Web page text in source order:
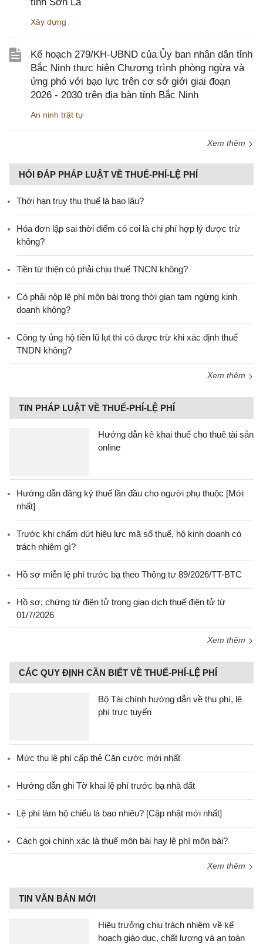
tỉnh Sơn La
Xây dựng
Kế hoạch 279/KH-UBND của Ủy ban nhân dân tỉnh
Bắc Ninh thực hiện Chương trình phòng ngừa và
ứng phó với bạo lực trên cơ sở giới giai đoạn
2026 - 2030 trên địa bàn tỉnh Bắc Ninh
An ninh trật tự
Xem thêm
HỎI ĐÁP PHÁP LUẬT VỀ THUẾ-PHÍ-LỆ PHÍ
Thời hạn truy thu thuế là bao lâu?
Hóa đơn lập sai thời điểm có coi là chi phí hợp lý được trừ
không?
Tiền từ thiện có phải chịu thuế TNCN không?
Có phải nộp lệ phí môn bài trong thời gian tạm ngừng kinh
doanh không?
Công ty ủng hộ tiền lũ lụt thì có được trừ khi xác định thuế
TNDN không?
Xem thêm
TIN PHÁP LUẬT VỀ THUẾ-PHÍ-LỆ PHÍ
Hướng dẫn kê khai thuế cho thuê tài sản
online
Hướng dẫn đăng ký thuế lần đầu cho người phụ thuộc [Mới
nhất]
Trước khi chấm dứt hiệu lực mã số thuế, hộ kinh doanh có
trách nhiệm gì?
Hồ sơ miễn lệ phí trước bạ theo Thông tư 89/2026/TT-BTC
Hồ sơ, chứng từ điện tử trong giao dịch thuế điện tử từ
01/7/2026
Xem thêm
CÁC QUY ĐỊNH CẦN BIẾT VỀ THUẾ-PHÍ-LỆ PHÍ
Bộ Tài chính hướng dẫn về thu phí, lệ
phí trực tuyến
Mức thu lệ phí cấp thẻ Căn cước mới nhất
Hướng dẫn ghi Tờ khai lệ phí trước bạ nhà đất
Lệ phí làm hộ chiếu là bao nhiêu? [Cập nhật mới nhất]
Cách gọi chính xác là thuế môn bài hay lệ phí môn bài?
Xem thêm
TIN VĂN BẢN MỚI
Hiệu trưởng chịu trách nhiệm về kế
hoạch giáo dục, chất lượng và an toàn